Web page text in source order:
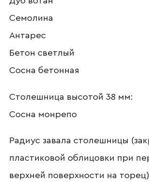
Семолина
Антарес
Бетон светлый
Сосна бетонная
Столешница высотой 38 мм:
Сосна монрепо
Радиус завала столешницы
пластиковой облицовки при
верхней поверхности на
компании